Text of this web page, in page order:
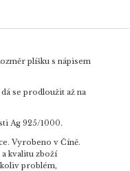
plíšku s nápisem
se prodloužit až na
Ag 925/1000.
Vyrobeno v Číně.
kvalitu zboží
problém,